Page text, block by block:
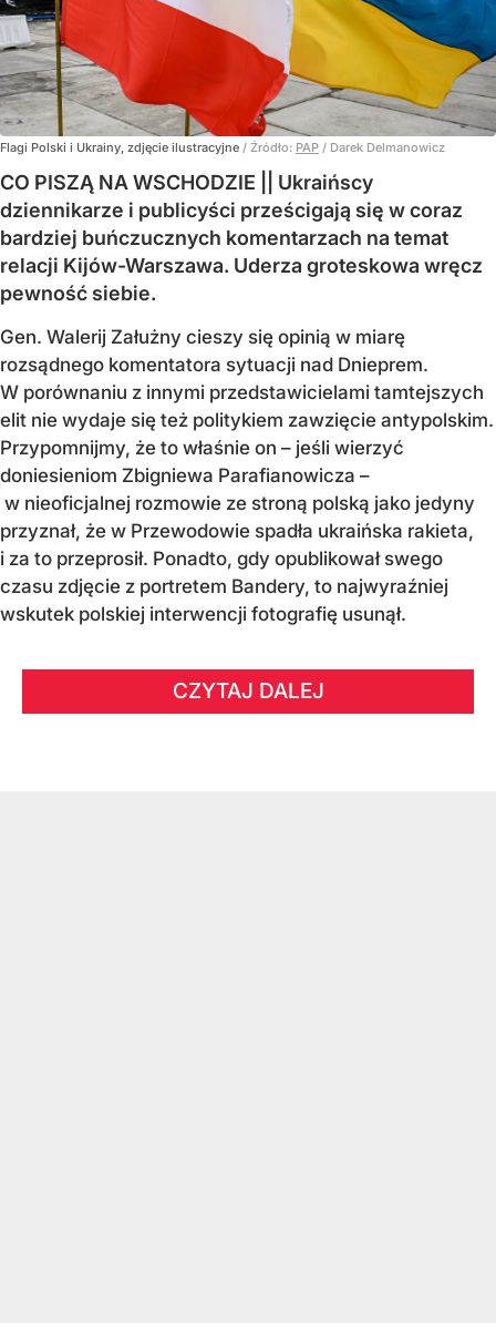
Flagi Polski i Ukrainy, zdjęcie ilustracyjne / Źródło: PAP / Darek Delmanowicz
CO PISZĄ NA WSCHODZIE || Ukraińscy
dziennikarze i publicyści prześcigają się w coraz
bardziej buńczucznych komentarzach na temat
relacji Kijów-Warszawa. Uderza groteskowa wręcz
pewność siebie.
Gen. Walerij Załużny cieszy się opinią w miarę
rozsądnego komentatora sytuacji nad Dnieprem.
W porównaniu z innymi przedstawicielami tamtejszych
elit nie wydaje się też politykiem zawzięcie antypolskim.
Przypomnijmy, że to właśnie on – jeśli wierzyć
doniesieniom Zbigniewa Parafianowicza –
w nieoficjalnej rozmowie ze stroną polską jako jedyny
przyznał, że w Przewodowie spadła ukraińska rakieta,
i za to przeprosił. Ponadto, gdy opublikował swego
czasu zdjęcie z portretem Bandery, to najwyraźniej
wskutek polskiej interwencji fotografię usunął.
CZYTAJ DALEJ